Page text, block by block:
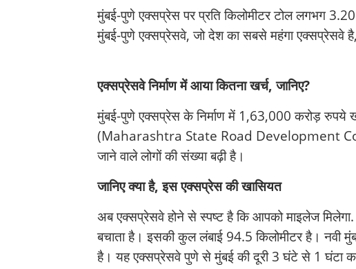
मुंबई-पुणे एक्सप्रेस पर प्रति किलोमीटर टोल लगभग
मुंबई-पुणे एक्सप्रेसवे, जो देश का सबसे महंगा एक्सप्रेसवे
एक्सप्रेसवे निर्माण में आया कितना खर्च, जानिए?
मुंबई-पुणे एक्सप्रेस के निर्माण में 1,63,000 करोड़ रुपये
(Maharashtra State Road Development
जाने वाले लोगों की संख्या बढ़ी है।
जानिए क्या है, इस एक्सप्रेस की खासियत
अब एक्सप्रेसवे होने से स्पष्ट है कि आपको माइलेज
बचाता है। इसकी कुल लंबाई 94.5 किलोमीटर है। नवी
है। यह एक्सप्रेसवे पुणे से मुंबई की दूरी 3 घंटे से 1